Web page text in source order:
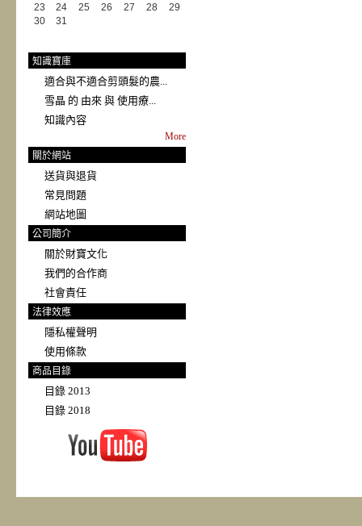
23
24 25 26 27 28
29
30
31
知識寶庫
適合與不適合剪頭髮的農...
雪晶 的 由來 與 使用療...
知識內容
More
關於網站
送貨與退貨
常見問題
網站地圖
公司簡介
關於財寶文化
我們的合作商
社會責任
法律效應
隱私權聲明
使用條款
商品目錄
目錄 2013
目錄 2018